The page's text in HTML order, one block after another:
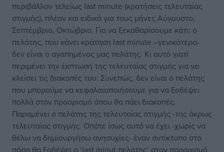
περιβάλλον τελείως last minute (κρατήσεις τελευταίας
στιγμής), πλέον και ειδικά για τους μήνες Αύγουστο,
Σεπτέμβριο, Οκτώβριο. Για να ξεκαθαρίσουμε κάτι: ο
πελάτης, που κάνει κράτηση last minute –γενικότερα-
δεν είναι ο αγαπημένος μας πελάτης. Κι αυτό γιατί
περιμένει την έκπτωση της τελευταίας στιγμής για να
κλείσει τις διακοπές του. Συνεπώς, δεν είναι ο πελάτης
που μπορούμε να κεφαλαιοποιήσουμε για να ξοδέψει
πολλά στον προορισμό όπου θα πάει διακοπές.
Παραμένει ο πελάτης της τελευταίας στιγμής -της άκρως
τελευταίας στιγμής. Οπότε ίσως αυτό να έχει -χωρίς να
θέλω να δημιουργήσω ανησυχίες- έναν αντίκτυπο στο
πόσα θα ξοδέψει ο ‘last minut πελάτης’ στον προορισμό